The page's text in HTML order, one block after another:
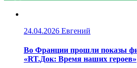
24.04.2026 Евгений
Во Франции прошли показы
«RT.Док: Время наших героев»